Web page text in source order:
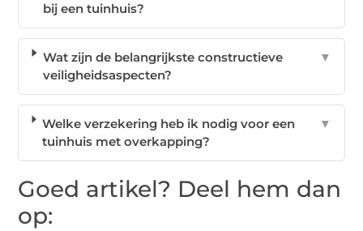
bij een tuinhuis?
Wat zijn de belangrijkste constructieve
veiligheidsaspecten?
▼
Welke verzekering heb ik nodig voor een
tuinhuis met overkapping?
▼
Goed artikel? Deel hem dan
op: